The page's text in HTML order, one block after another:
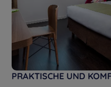
PRAKTISCHE UND